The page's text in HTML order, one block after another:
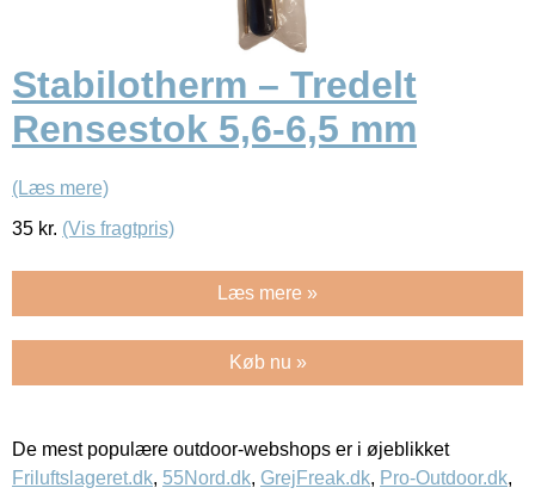
Stabilotherm – Tredelt
Rensestok 5,6-6,5 mm
(Læs mere)
35 kr. (Vis fragtpris)
Læs mere »
Køb nu »
De mest populære outdoor-webshops er i øjeblikket
Friluftslageret.dk, 55Nord.dk, GrejFreak.dk, Pro-Outdoor.dk,